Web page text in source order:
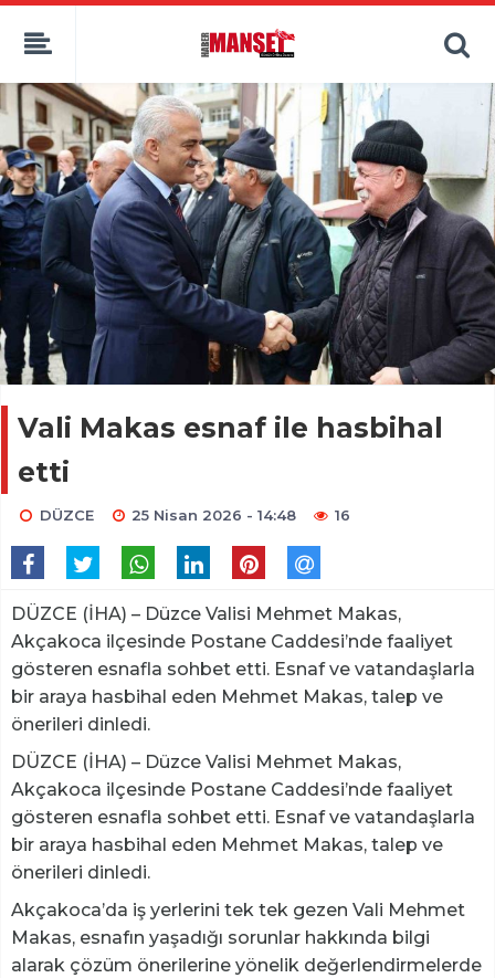
Vali Makas esnaf ile hasbihal
etti
DÜZCE 25 Nisan 2026 - 14:48 16
DÜZCE (İHA) – Düzce Valisi Mehmet Makas,
Akçakoca ilçesinde Postane Caddesi’nde faaliyet
gösteren esnafla sohbet etti. Esnaf ve vatandaşlarla
bir araya hasbihal eden Mehmet Makas, talep ve
önerileri dinledi.
DÜZCE (İHA) – Düzce Valisi Mehmet Makas,
Akçakoca ilçesinde Postane Caddesi’nde faaliyet
gösteren esnafla sohbet etti. Esnaf ve vatandaşlarla
bir araya hasbihal eden Mehmet Makas, talep ve
önerileri dinledi.
Akçakoca’da iş yerlerini tek tek gezen Vali Mehmet
Makas, esnafın yaşadığı sorunlar hakkında bilgi
alarak çözüm önerilerine yönelik değerlendirmelerde